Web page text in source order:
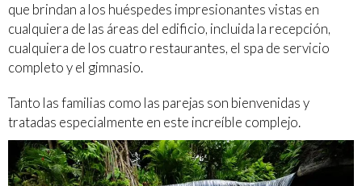
que brindan a los huéspedes impresionantes vistas en
cualquiera de las áreas del edificio, incluida la recepción,
cualquiera de los cuatro restaurantes, el spa de servicio
completo y el gimnasio.
Tanto las familias como las parejas son bienvenidas y
tratadas especialmente en este increíble complejo.